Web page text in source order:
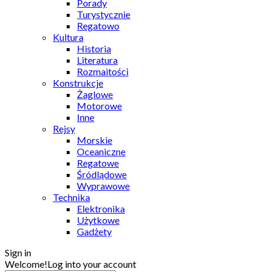
Porady
Turystycznie
Regatowo
Kultura
Historia
Literatura
Rozmaitości
Konstrukcje
Żaglowe
Motorowe
Inne
Rejsy
Morskie
Oceaniczne
Regatowe
Śródlądowe
Wyprawowe
Technika
Elektronika
Użytkowe
Gadżety
Sign in
Welcome!Log into your account